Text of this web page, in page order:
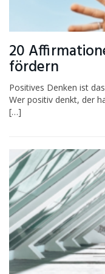
20
fördern
Positives Denken ist
Wer positiv denkt, der
[…]